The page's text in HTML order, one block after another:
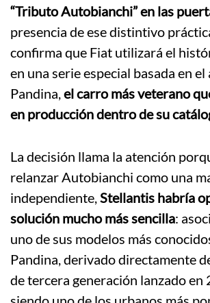
“Tributo Autobianchi” en las
presencia de ese distintivo
confirma que Fiat utilizará el
en una serie especial basada en el
Pandina,el carro más veterano
en producción dentro de su
La decisión llama la atención
relanzar Autobianchi como una
independiente,Stellantis habría
solución mucho más sencilla:
uno de sus modelos más
Pandina, derivado directamente
de tercera generación lanzado en